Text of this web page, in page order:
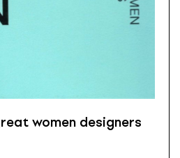
women designers